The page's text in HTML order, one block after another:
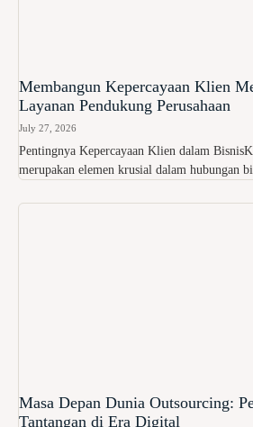
Membangun Kepercayaan Klien
Layanan Pendukung Perusahaan
July 27, 2026
Pentingnya Kepercayaan Klien dalam
merupakan elemen krusial dalam hubungan
Masa Depan Dunia Outsourcing:
Tantangan di Era Digital